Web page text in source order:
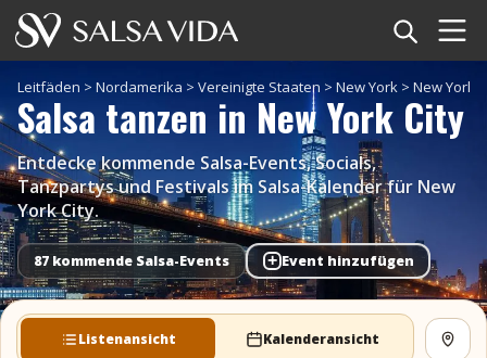
Startseite
Veranstaltungen
Nachrichten
Artikel
Videos
Salsa-Begriffe
Leitfäden > Nordamerika > Vereinigte Staaten > New York > New York
Salsa tanzen in New York City
Entdecke kommende Salsa-Events, Socials,
Tanzpartys und Festivals im Salsa-Kalender für New
York City.
87 kommende Salsa-Events + Event hinzufügen
Listenansicht Kalenderansicht